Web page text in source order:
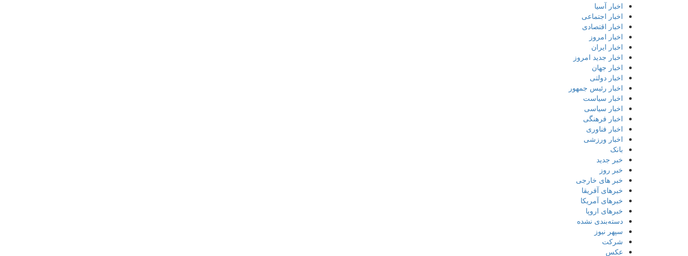
اخبار آسیا
اخبار اجتماعی
اخبار اقتصادی
اخبار امروز
اخبار ایران
اخبار جدید امروز
اخبار جهان
اخبار دولتی
اخبار رئیس جمهور
اخبار سیاست
اخبار سیاسی
اخبار فرهنگی
اخبار فناوری
اخبار ورزشی
بانک
خبر جدید
خبر روز
خبر های خارجی
خبرهای آفریقا
خبرهای آمریکا
خبرهای اروپا
دسته‌بندی نشده
سپهر نیوز
شرکت
عکس